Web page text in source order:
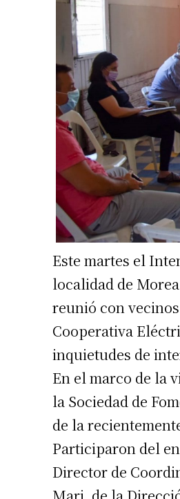
Este martes el
localidad de
reunió con
Cooperativa
inquietudes de
En el marco de la
la Sociedad de
de la
Participaron del
Director de
Mari, de la